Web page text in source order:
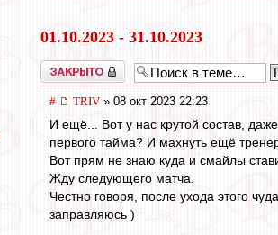
01.10.2023 - 31.10.2023
Закрыто
# TRIV » 08 окт 2023 22:23
И ещё... Вот у нас крутой состав,
первого тайма? И махнуть ещё
Вот прям не знаю куда и смайлы
Жду следующего матча.
Честно говоря, после ухода этого
заправляюсь )